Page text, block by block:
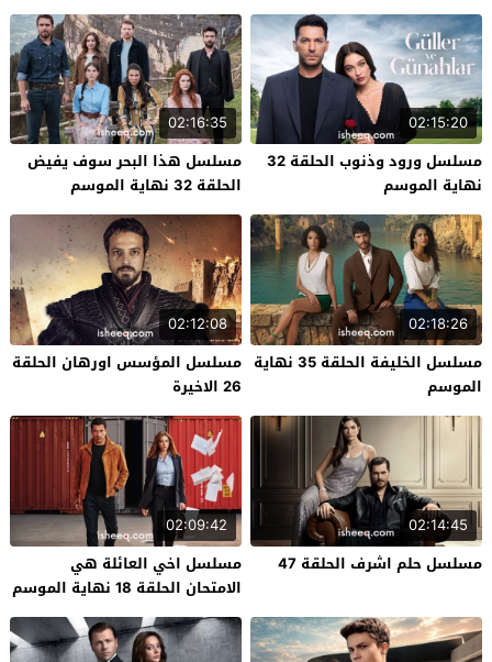
02:15:20
مسلسل ورود وذنوب الحلقة 32
نهاية الموسم
02:16:35
مسلسل هذا البحر سوف يفيض
الحلقة 32 نهاية الموسم
02:18:26
مسلسل الخليفة الحلقة 35 نهاية
الموسم
02:12:08
مسلسل المؤسس اورهان الحلقة
26 الاخيرة
02:14:45
مسلسل حلم اشرف الحلقة 47
02:09:42
مسلسل اخي العائلة هي
الامتحان الحلقة 18 نهاية الموسم